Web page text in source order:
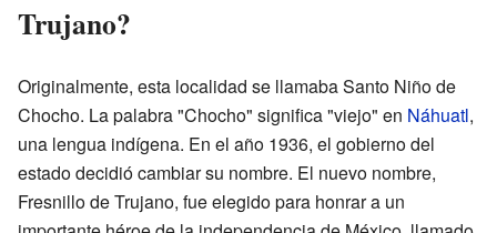
Trujano?
Originalmente, esta localidad se llamaba Santo Niño de
Chocho. La palabra "Chocho" significa "viejo" en Náhuatl,
una lengua indígena. En el año 1936, el gobierno del
estado decidió cambiar su nombre. El nuevo nombre,
Fresnillo de Trujano, fue elegido para honrar a un